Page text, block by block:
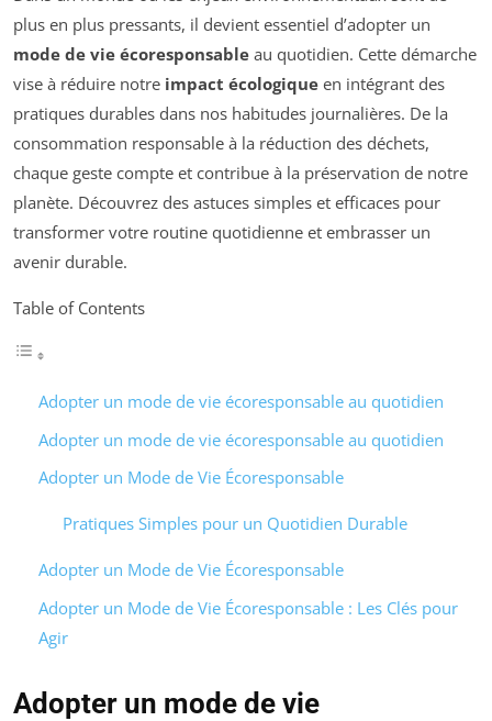
plus en plus pressants, il devient essentiel d’adopter un
mode de vie écoresponsable au quotidien. Cette démarche
vise à réduire notre impact écologique en intégrant des
pratiques durables dans nos habitudes journalières. De la
consommation responsable à la réduction des déchets,
chaque geste compte et contribue à la préservation de notre
planète. Découvrez des astuces simples et efficaces pour
transformer votre routine quotidienne et embrasser un
avenir durable.
Table of Contents
Adopter un mode de vie écoresponsable au quotidien
Adopter un mode de vie écoresponsable au quotidien
Adopter un Mode de Vie Écoresponsable
Pratiques Simples pour un Quotidien Durable
Adopter un Mode de Vie Écoresponsable
Adopter un Mode de Vie Écoresponsable : Les Clés pour
Agir
Adopter un mode de vie